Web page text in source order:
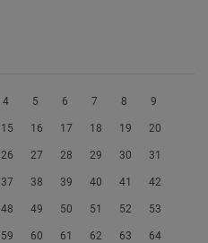
4 5 6 7 8 9
15 16 17 18 19 20
26 27 28 29 30 31
37 38 39 40 41 42
48 49 50 51 52 53
59 60 61 62 63 64